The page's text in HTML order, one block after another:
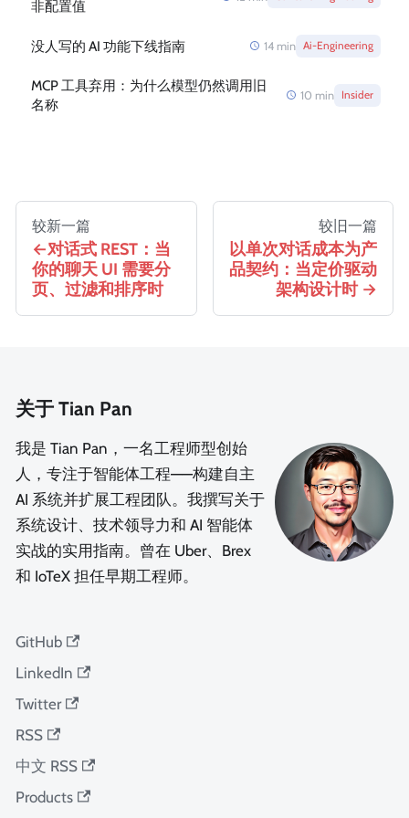
非配置值
没人写的 AI 功能下线指南 14 min Ai-Engineering
MCP 工具弃用：为什么模型仍然调用旧
名称
10 min Insider
较新一篇
对话式 REST：当
你的聊天 UI 需要分
页、过滤和排序时
较旧一篇
以单次对话成本为产
品契约：当定价驱动
架构设计时
关于 Tian Pan
我是 Tian Pan，一名工程师型创始
人，专注于智能体工程——构建自主
AI 系统并扩展工程团队。我撰写关于
系统设计、技术领导力和 AI 智能体
实战的实用指南。曾在 Uber、Brex
和 IoTeX 担任早期工程师。
GitHub
LinkedIn
Twitter
RSS
中文 RSS
Products